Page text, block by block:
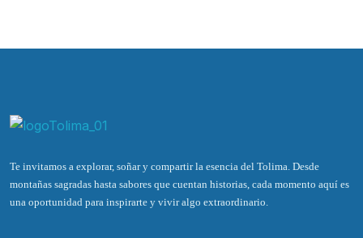
Te invitamos a explorar, soñar y compartir la esencia del Tolima. Desde
montañas sagradas hasta sabores que cuentan historias, cada momento aquí es
una oportunidad para inspirarte y vivir algo extraordinario.